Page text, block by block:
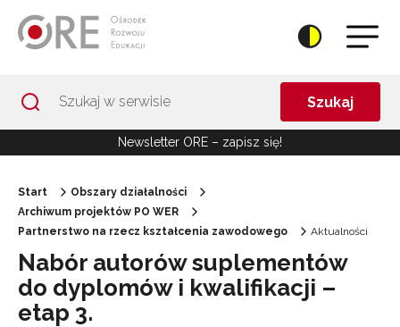
Szukaj
Newsletter ORE – zapisz się!
Start
Obszary działalności
Archiwum projektów PO WER
Partnerstwo na rzecz kształcenia zawodowego
Aktualności
Nabór autorów suplementów
do dyplomów i kwalifikacji –
etap 3.